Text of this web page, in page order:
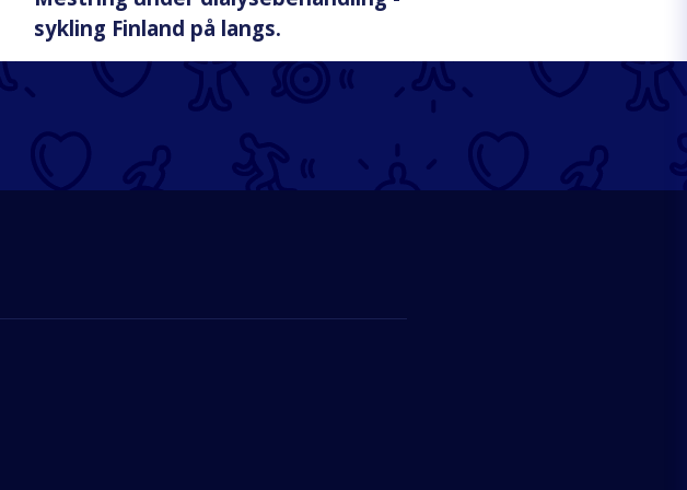
sykling Finland på langs.